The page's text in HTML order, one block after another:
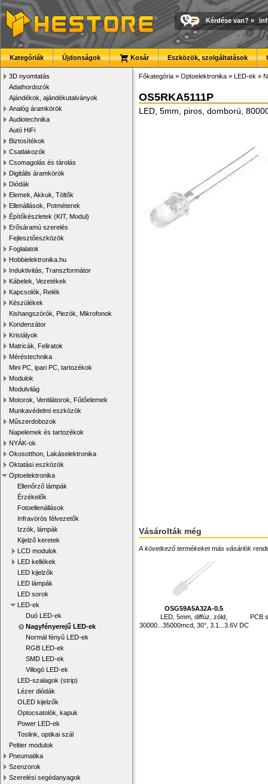
Kérdése van? »
Kategóriák Újdonságok Kosár Eszközök, szolgáltatások
3D nyomtatás
Adathordozók
Ajándékok, ajándékutalványok
Analóg áramkörök
Audiotechnika
Autó HiFi
Biztosítékok
Csatlakozók
Csomagolás és tárolás
Digitális áramkörök
Diódák
Elemek, Akkuk, Töltők
Ellenállások, Potméterek
Építőkészletek (KIT, Modul)
Erősáramú szerelés
Fejlesztőeszközök
Foglalatok
Hobbielektronika.hu
Induktivitás, Transzformátor
Kábelek, Vezetékek
Kapcsolók, Relék
Készülékek
Kishangszórók, Piezók, Mikrofonok
Kondenzátor
Kristályok
Matricák, Feliratok
Méréstechnika
Mini PC, ipari PC, tartozékok
Modulok
Modulvilág
Motorok, Ventilátorok, Fűtőelemek
Munkavédelmi eszközök
Műszerdobozok
Napelemek és tartozékok
NYÁK-ok
Okosotthon, Lakáselektronika
Oktatási eszközök
Optoelektronika
Ellenőrző lámpák
Érzékelők
Fotoellenállások
Infravörös félvezetők
Izzók, lámpák
Kijelző keretek
LCD modulok
LED kellékek
LED kijelzők
LED lámpák
LED sorok
LED-ek
Duó LED-ek
Nagyfényerejű LED-ek
Normál fényű LED-ek
RGB LED-ek
SMD LED-ek
Villogó LED-ek
LED-szalagok (strip)
Lézer diódák
OLED kijelzők
Optocsatolók, kapuk
Power LED-ek
Toslink, optikai szál
Peltier modulok
Pneumatika
Szenzorok
Szerelési segédanyagok
Főkategória » Optoelektronika » LED-ek »
OS5RKA5111P
LED, 5mm, piros, domború,
Vásárolták még
A következő termékeket más vásárlók
OSG59A5A32A-0.5
LED, 5mm, diffúz, zöld,
30000...35000mcd, 30°, 3.1...3.6V DC
PCB